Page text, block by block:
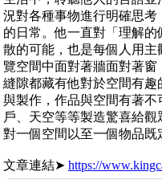
況對各種事物進行明確思
的日常。他一直對「理解
散的可能，也是每個人用
覽空間中面對著牆面對著
縫隙都藏有他對於空間有
與製作，作品與空間有著
戶、天空等等製造驚喜給
對一個空間以至一個物品既
文章連結➤ https://